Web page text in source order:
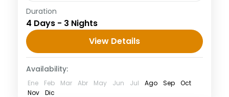
Viajes desierto 4 días Marrakech desierto
Erg Chegaga DÍA 1: MARRAKECH -
TELOUAT - AIT BENHADDOU -
OUARZAZATE Después del desayuno
emzamos el tour de...
Duration
4 Days - 3 Nights
View Details
Availability:
Ene Feb Mar Abr May Jun Jul Ago Sep
Oct
Nov
Dic